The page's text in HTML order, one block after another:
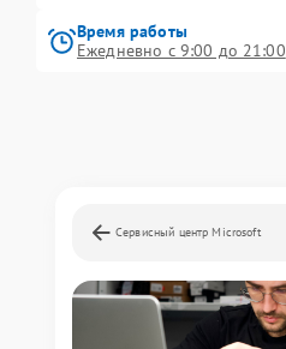
Время работы
Ежедневно с 9:00 до 21:00
Сервисный центр Microsoft